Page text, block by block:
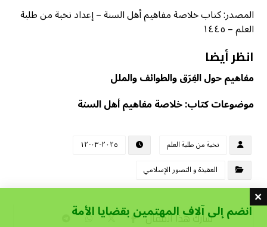
المصدر: كتاب خلاصة مفاهيم أهل السنة – إعداد نخبة من طلبة
العلم – ١٤٤٥
انظر أيضا
مفاهيم حول الفِرَق والطوائف والملل
موضوعات كتاب: خلاصة مفاهيم أهل السنة
نخبة من طلبة العلم
٢٠٢٥-٠٣-١٢
العقيدة و التصور الإسلامي
انضم إلى آلاف المهتمين بقضايا الأمة